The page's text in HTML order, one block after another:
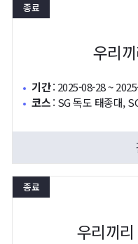
종료
우리
기간: 2025-08-28 ~
코스: SG 독도 태종대,
종료
우리끼